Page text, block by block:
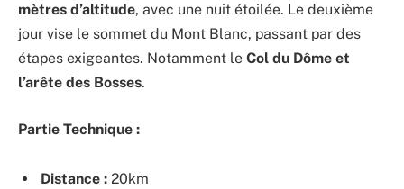
mètres d’altitude, avec une nuit étoilée. Le deuxième
jour vise le sommet du Mont Blanc, passant par des
étapes exigeantes. Notamment le Col du Dôme et
l’arête des Bosses.
Partie Technique :
Distance : 20km